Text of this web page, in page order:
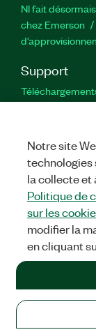
NI fait
chez Emerson
Support
MENTIONS
les cookies
©NATIONAL
Notre site
technologies
la collecte et
Politique de
sur les
modifier la
en cliquant